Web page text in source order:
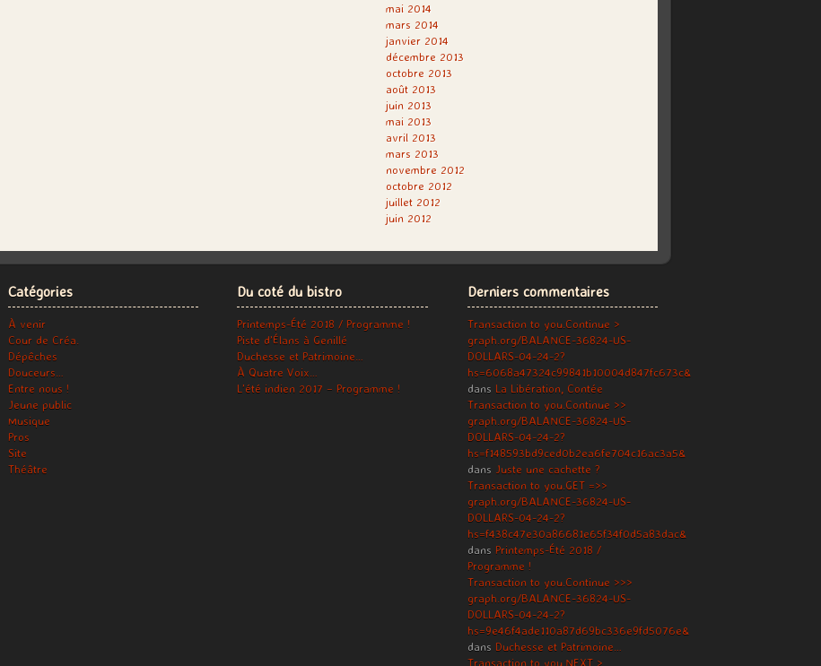
mai 2014
mars 2014
janvier 2014
décembre 2013
octobre 2013
août 2013
juin 2013
mai 2013
avril 2013
mars 2013
novembre 2012
octobre 2012
juillet 2012
juin 2012
Catégories
À venir
Cour de Créa.
Dépêches
Douceurs…
Entre nous !
Jeune public
Musique
Pros
Site
Théâtre
Du coté du bistro
Printemps-Été 2018 / Programme !
Piste d’Élans à Genillé
Duchesse et Patrimoine…
À Quatre Voix…
L’été indien 2017 – Programme !
Derniers commentaires
Transaction to you.Continue >
graph.org/BALANCE-36824-US-
DOLLARS-04-24-2?
hs=6068a47324c99841b10004d847fc673c&
dans La Libération, Contée
Transaction to you.Continue >>
graph.org/BALANCE-36824-US-
DOLLARS-04-24-2?
hs=f148593bd9ced0b2ea6fe704c16ac3a5&
dans Juste une cachette ?
Transaction to you.GET =>>
graph.org/BALANCE-36824-US-
DOLLARS-04-24-2?
hs=f438c47e30a86681e65f34f0d5a83dac&
dans Printemps-Été 2018 /
Programme !
Transaction to you.Continue >>>
graph.org/BALANCE-36824-US-
DOLLARS-04-24-2?
hs=9e46f4ade110a87d69bc336e9fd5076e&
dans Duchesse et Patrimoine…
Transaction to you.NEXT >